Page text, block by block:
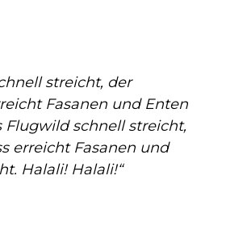
streicht, der
Fasanen und Enten
Flugwild schnell streicht,
erreicht Fasanen und
Halali! Halali!“